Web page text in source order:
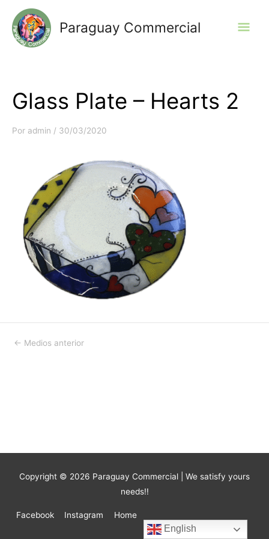
contenido
Paraguay Commercial
Glass Plate – Hearts 2
Por admin / 30/03/2020
Navegación
← Medios anterior
Copyright © 2026 Paraguay Commercial | We satisfy yours
needs!!
Facebook Instagram Home
English